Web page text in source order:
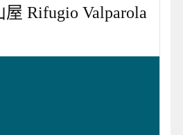
Rifugio Valparola